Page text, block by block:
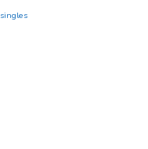
singles